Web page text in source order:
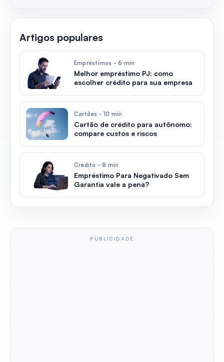
Artigos populares
Empréstimos - 6 min
Melhor empréstimo PJ: como
escolher crédito para sua empresa
Cartões - 10 min
Cartão de crédito para autônomo:
compare custos e riscos
Crédito - 8 min
Empréstimo Para Negativado Sem
Garantia vale a pena?
PUBLICIDADE